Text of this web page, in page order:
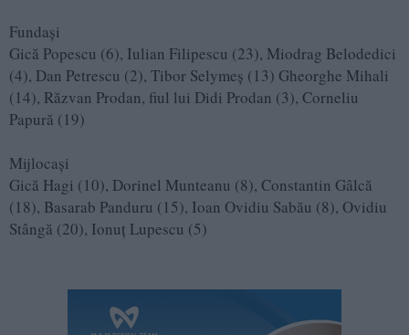
Fundași
Gică Popescu (6), Iulian Filipescu (23), Miodrag Belodedici
(4), Dan Petrescu (2), Tibor Selymeş (13) Gheorghe Mihali
(14), Răzvan Prodan, fiul lui Didi Prodan (3), Corneliu
Papură (19)
Mijlocași
Gică Hagi (10), Dorinel Munteanu (8), Constantin Gâlcă
(18), Basarab Panduru (15), Ioan Ovidiu Sabău (8), Ovidiu
Stângă (20), Ionuţ Lupescu (5)